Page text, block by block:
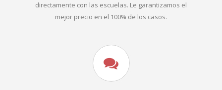
directamente con las escuelas. Le garantizamos el
mejor precio en el 100% de los casos.